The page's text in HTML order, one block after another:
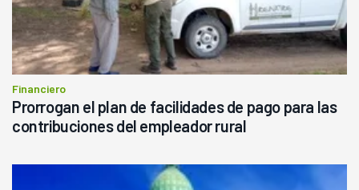
Financiero
Prorrogan el plan de facilidades de pago para las
contribuciones del empleador rural